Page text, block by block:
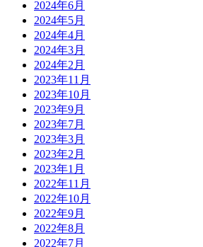
2024年6月
2024年5月
2024年4月
2024年3月
2024年2月
2023年11月
2023年10月
2023年9月
2023年7月
2023年3月
2023年2月
2023年1月
2022年11月
2022年10月
2022年9月
2022年8月
2022年7月